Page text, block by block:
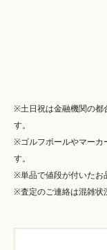
※土日祝は金融機関の都
す。
※ゴルフボールやマーカ
す。
※単品で値段が付いたお
※査定のご連絡は混雑状